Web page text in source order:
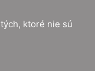
ktoré nie sú